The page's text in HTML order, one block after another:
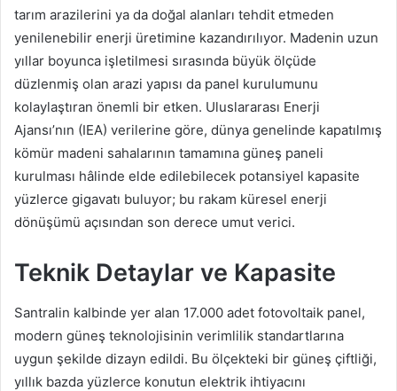
tarım arazilerini ya da doğal alanları tehdit etmeden
yenilenebilir enerji üretimine kazandırılıyor. Madenin uzun
yıllar boyunca işletilmesi sırasında büyük ölçüde
düzlenmiş olan arazi yapısı da panel kurulumunu
kolaylaştıran önemli bir etken. Uluslararası Enerji
Ajansı’nın (IEA) verilerine göre, dünya genelinde kapatılmış
kömür madeni sahalarının tamamına güneş paneli
kurulması hâlinde elde edilebilecek potansiyel kapasite
yüzlerce gigavatı buluyor; bu rakam küresel enerji
dönüşümü açısından son derece umut verici.
Teknik Detaylar ve Kapasite
Santralin kalbinde yer alan 17.000 adet fotovoltaik panel,
modern güneş teknolojisinin verimlilik standartlarına
uygun şekilde dizayn edildi. Bu ölçekteki bir güneş çiftliği,
yıllık bazda yüzlerce konutun elektrik ihtiyacını